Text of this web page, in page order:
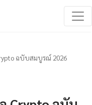
ฉบับสมบูรณ์ 2026